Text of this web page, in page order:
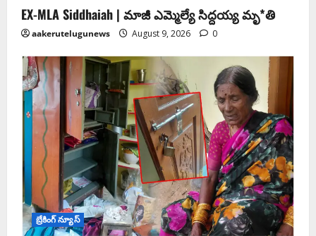
EX-MLA Siddhaiah | మాజీ ఎమ్మెల్యే సిద్దయ్య మృ*తి
aakerutelugunews August 9, 2026 0
బ్రేకింగ్ న్యూస్